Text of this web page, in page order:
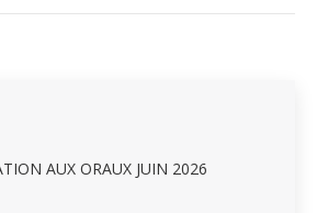
AUX ORAUX JUIN 2026